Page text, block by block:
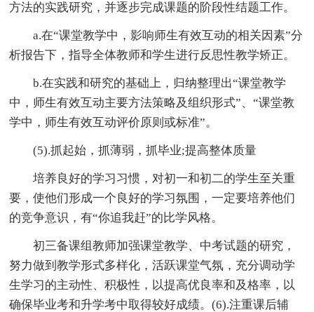
方法的实践研究，并逐步完成课题的阶段性结题工作。
a.在“课堂教学中，影响师生有效互动的相关因素”分
析报告下，指导全体教师和学生进行反思性教学矫正。
b.在实践和研究的基础上，归纳整理出“课堂教学
中，师生有效互动主要方法策略及组织形式”、“课堂教
学中，师生有效互动评价原则或标准”。
(5).抓起始，抓薄弱，抓毕业;提高整体质量
培养良好的学习习惯，对初一和初二的学生至关重
要，使他们形成一个良好的学习氛围，一定要培养他们
的竞争意识，有“你追我赶”的比学风格。
初三备课组教师加强课堂教学、中考试题的研究，
努力做到教学形式多样化，活跃课堂气氛，充分调动学
生学习的主动性、积极性，以提高优良率和及格率，以
确保毕业考和升学考中取得较好成绩。(6).注重课后辅